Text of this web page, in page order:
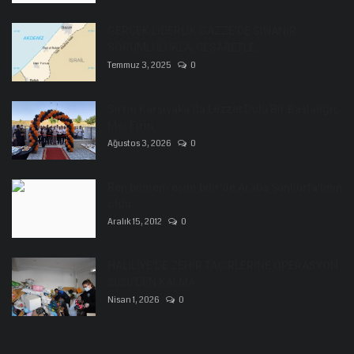
Temmuz 3, 2025 0
Ağustos 3, 2026 0
Aralık 15, 2012 0
Nisan 1, 2026 0